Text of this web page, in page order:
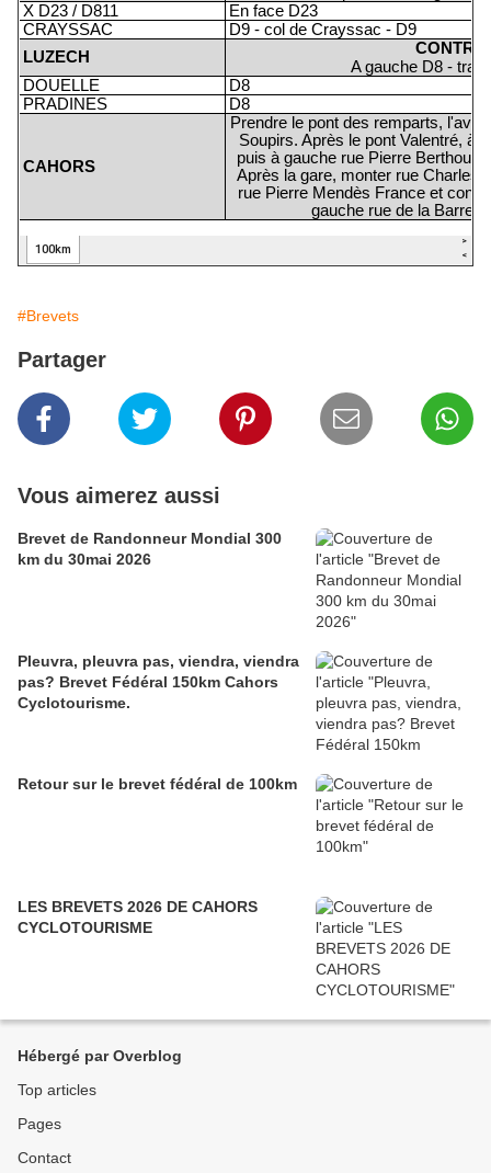
#Brevets
Partager
Vous aimerez aussi
Brevet de Randonneur Mondial 300
km du 30mai 2026
Pleuvra, pleuvra pas, viendra, viendra
pas? Brevet Fédéral 150km Cahors
Cyclotourisme.
Retour sur le brevet fédéral de 100km
LES BREVETS 2026 DE CAHORS
CYCLOTOURISME
Hébergé par Overblog
Top articles
Pages
Contact